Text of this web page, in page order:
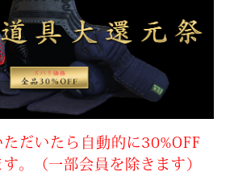
だいたら自動的に30%OFF
。（一部会員を除きます）